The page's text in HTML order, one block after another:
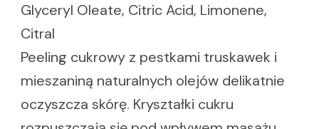
Glyceryl Oleate, Citric Acid, Limonene,
Citral
Peeling cukrowy z pestkami truskawek i
mieszaniną naturalnych olejów delikatnie
oczyszcza skórę. Kryształki cukru